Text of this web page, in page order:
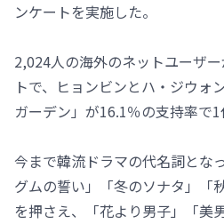
ンケートを実施した。
2,024人の海外のネットユーザ
トで、ヒョンビンとハ・ジウォ
ガーデン」が16.1％の支持率で1
今まで韓流ドラマの代名詞とな
グムの誓い」「冬のソナタ」「
を押さえ、「花より男子」「美